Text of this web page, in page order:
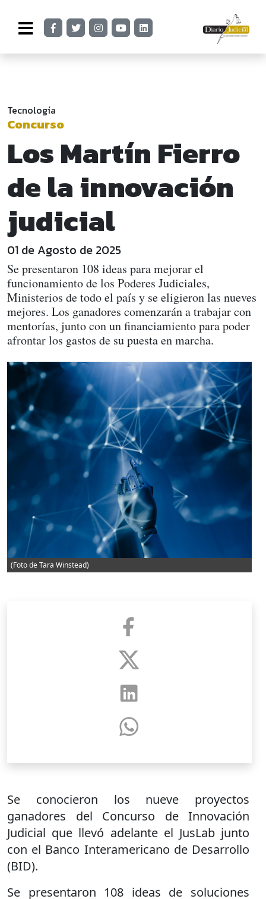
Tecnología
Concurso
Los Martín Fierro
de la innovación
judicial
01 de Agosto de 2025
Se presentaron 108 ideas para mejorar el
funcionamiento de los Poderes Judiciales,
Ministerios de todo el país y se eligieron las nueves
mejores. Los ganadores comenzarán a trabajar con
mentorías, junto con un financiamiento para poder
afrontar los gastos de su puesta en marcha.
(Foto de Tara Winstead)
Se conocieron los nueve proyectos
ganadores del Concurso de Innovación
Judicial que llevó adelante el JusLab junto
con el Banco Interamericano de Desarrollo
(BID).
Se presentaron 108 ideas de soluciones